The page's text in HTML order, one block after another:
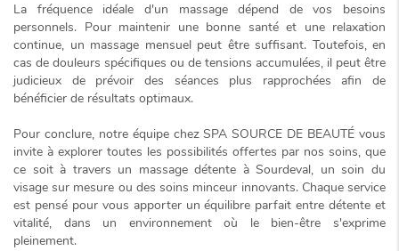
La fréquence idéale d'un massage dépend de vos besoins
personnels. Pour maintenir une bonne santé et une relaxation
continue, un massage mensuelpeut être suffisant. Toutefois, en
cas de douleurs spécifiques ou de tensions accumulées, il peut être
judicieux de prévoir des séances plus rapprochées afin de
bénéficier de résultats optimaux.
Pour conclure, notre équipe chez SPA SOURCE DE BEAUTÉ vous
invite à explorer toutes les possibilités offertes par nos soins, que
ce soit à travers un massage détente à Sourdeval, un soin du
visage sur mesure ou des soins minceur innovants. Chaque service
est pensé pour vous apporter unéquilibre parfait entre détente et
vitalité, dans un environnement où le bien-être s'exprime
pleinement.